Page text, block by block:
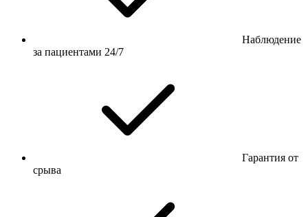
Наблюдение
за пациентами 24/7
Гарантия от
срыва